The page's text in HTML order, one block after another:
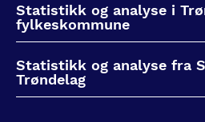
Statistikk og analyse i
fylkeskommune
Statistikk og analyse fra
Trøndelag